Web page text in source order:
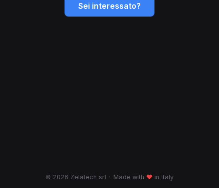
Sei interessato?
© 2026 Zelatech srl · Made with ♥ in Italy